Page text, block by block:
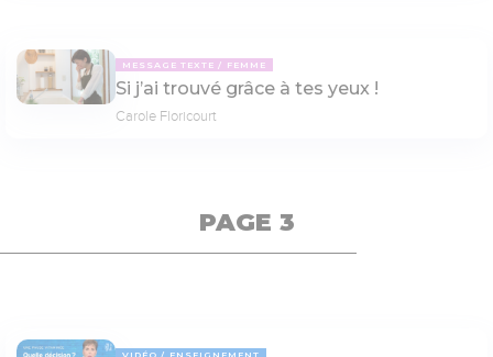
MESSAGE TEXTE FEMME
Si j’ai trouvé grâce à tes yeux !
Carole Floricourt
PAGE 3
VIDÉO ENSEIGNEMENT